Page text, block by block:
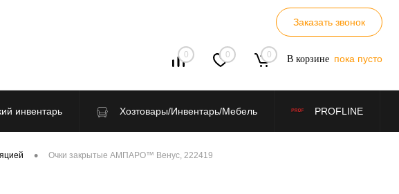
Заказать звонок
0 0 0 В корзине пока пусто
инвентарь Хозтовары/Инвентарь/Мебель PROFLINE
• Очки закрытые АМПАРО™ Венус, 222419